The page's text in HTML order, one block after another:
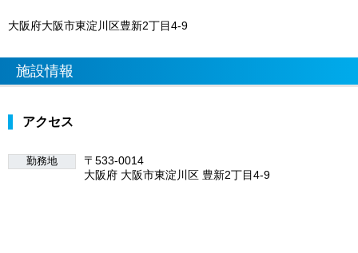
大阪府大阪市東淀川区豊新2丁目4-9
施設情報
アクセス
勤務地
〒533-0014
大阪府 大阪市東淀川区 豊新2丁目4-9